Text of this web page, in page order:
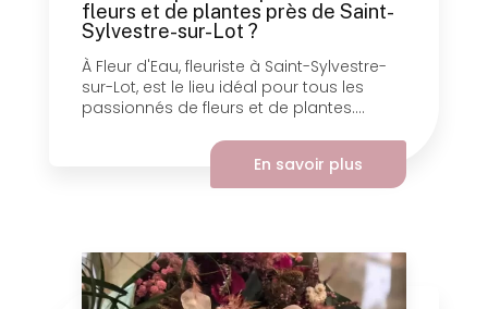
fleurs et de plantes près de Saint-
Sylvestre-sur-Lot ?
À Fleur d'Eau, fleuriste à Saint-Sylvestre-
sur-Lot, est le lieu idéal pour tous les
passionnés de fleurs et de plantes....
En savoir plus